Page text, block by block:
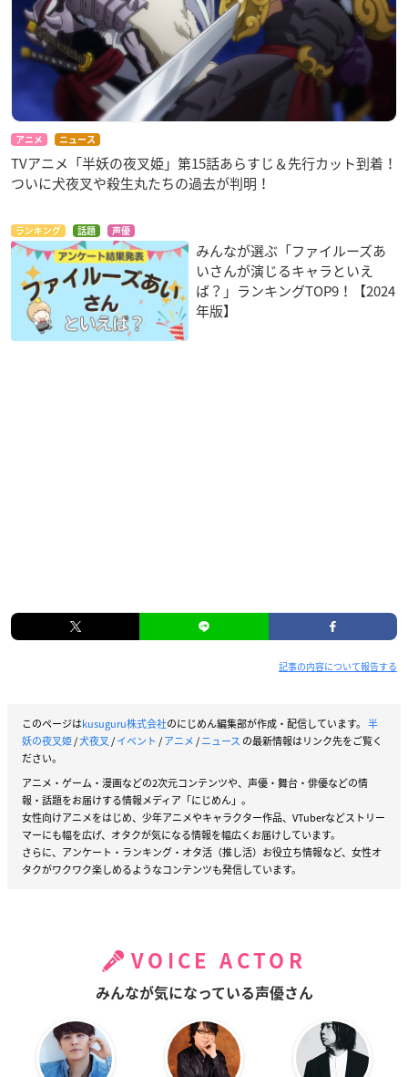
限定グッズ：手ぬぐい＆豆皿セット
アニメ ニュース
TVアニメ「半妖の夜叉姫」第15話あらすじ＆先行カット到着！
ついに犬夜叉や殺生丸たちの過去が判明！
ランキング 話題 声優
みんなが選ぶ「ファイルーズあ
いさんが演じるキャラといえ
ば？」ランキングTOP9！【2024
年版】
記事の内容について報告する
このページはkusuguru株式会社のにじめん編集部が作成・配信しています。 半
妖の夜叉姫/犬夜叉/イベント /アニメ/ニュース の最新情報はリンク先をご覧く
ださい。
アニメ・ゲーム・漫画などの2次元コンテンツや、声優・舞台・俳優などの情
報・話題をお届けする情報メディア「にじめん」。
女性向けアニメをはじめ、少年アニメやキャラクター作品、VTuberなどストリー
マーにも幅を広げ、オタクが気になる情報を幅広くお届けしています。
さらに、アンケート・ランキング・オタ活（推し活）お役立ち情報など、女性オ
タクがワクワク楽しめるようなコンテンツも発信しています。
VOICE ACTOR
みんなが気になっている声優さん